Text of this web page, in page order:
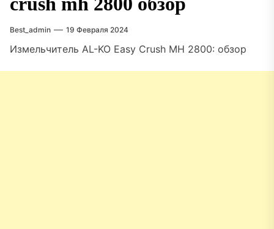
Best_admin 19 Февраля 2024
Измельчитель AL-KO Easy Crush MH 2800: обзор